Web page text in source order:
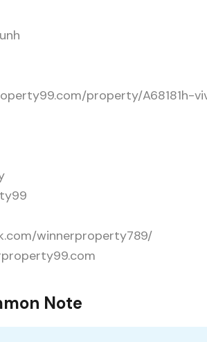
property/A68181h-
winnerproperty789/
Note